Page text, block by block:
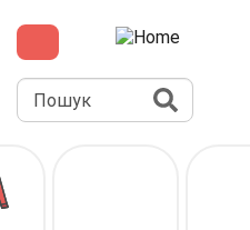
до
основного
вмісту
Пошук